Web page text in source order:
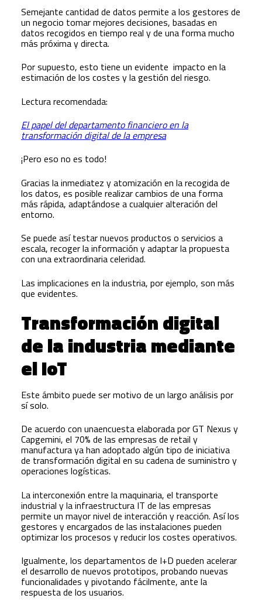
Semejante cantidad de datos permite a los gestores de
un negocio tomar mejores decisiones, basadas en
datos recogidos en tiempo real y de una forma mucho
más próxima y directa.
Por supuesto, esto tiene un evidente impacto en la
estimación de los costes y la gestión del riesgo.
Lectura recomendada:
El papel del departamento financiero en la
transformación digital de la empresa
¡Pero eso no es todo!
Gracias la inmediatez y atomización en la recogida de
los datos, es posible realizar cambios de una forma
más rápida, adaptándose a cualquier alteración del
entorno.
Se puede así testar nuevos productos o servicios a
escala, recoger la información y adaptar la propuesta
con una extraordinaria celeridad.
Las implicaciones en la industria, por ejemplo, son más
que evidentes.
Transformación digital
de la industria mediante
el IoT
Este ámbito puede ser motivo de un largo análisis por
sí solo.
De acuerdo con unaencuesta elaborada por GT Nexus y
Capgemini, el 70% de las empresas de retail y
manufactura ya han adoptado algún tipo de iniciativa
de transformación digital en su cadena de suministro y
operaciones logísticas.
La interconexión entre la maquinaria, el transporte
industrial y la infraestructura IT de las empresas
permite un mayor nivel de interacción y reacción. Así los
gestores y encargados de las instalaciones pueden
optimizar los procesos y reducir los costes operativos.
Igualmente, los departamentos de I+D pueden acelerar
el desarrollo de nuevos prototipos, probando nuevas
funcionalidades y pivotando fácilmente, ante la
respuesta de los usuarios.